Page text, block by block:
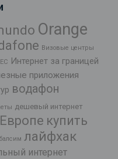
Orange
Визовые центры
Интернет за границей
приложения
водафон
дешевый интернет
купить
лайфхак
интернет